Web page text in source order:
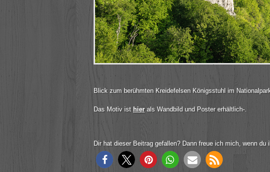
Blick zum berühmten Kreidefelsen Königsstuhl im
Das Motiv ist hierals Wandbild und Poster erhältlich-.
Dir hat dieser Beitrag gefallen? Dann freue ich mich, wenn du